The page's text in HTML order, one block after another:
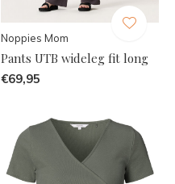
Noppies Mom
Pants UTB wideleg fit long
€69,95